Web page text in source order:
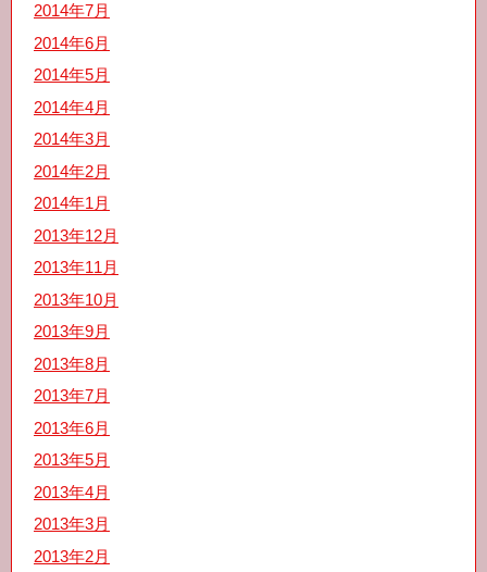
2014年7月
2014年6月
2014年5月
2014年4月
2014年3月
2014年2月
2014年1月
2013年12月
2013年11月
2013年10月
2013年9月
2013年8月
2013年7月
2013年6月
2013年5月
2013年4月
2013年3月
2013年2月